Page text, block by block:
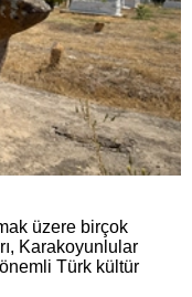
üzere birçok
Karakoyunlular
Türk kültür